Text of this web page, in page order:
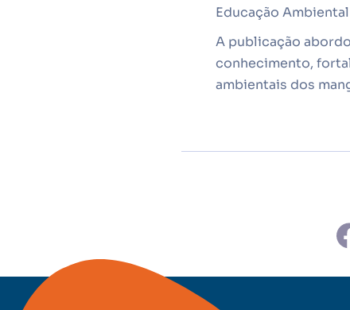
Educação
A publicação
conhecimento,
ambientais dos